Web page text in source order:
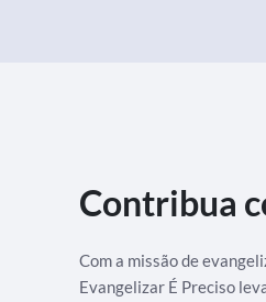
Contribua
Com a missão de
Evangelizar É Preciso